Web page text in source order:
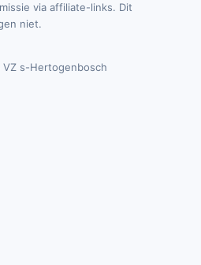
via affiliate-links. Dit
niet.
VZ s-Hertogenbosch